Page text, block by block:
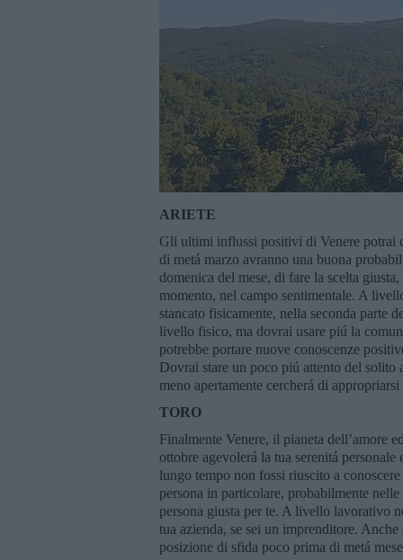
ARIETE
Gli ultimi influssi positivi di Venere potrai
di metá marzo avranno una buona
domenica del mese, di fare la scelta
momento, nel campo sentimentale. A
stancato fisicamente, nella seconda parte
livello fisico, ma dovrai usare piú la
potrebbe portare nuove conoscenze
Dovrai stare un poco piú attento del
meno apertamente cercherá di
TORO
Finalmente Venere, il pianeta dell’amore
ottobre agevolerá la tua serenitá
lungo tempo non fossi riuscito a
persona in particolare, probabilmente
persona giusta per te. A livello lavorativo
tua azienda, se sei un imprenditore.
posizione di sfida poco prima di metá